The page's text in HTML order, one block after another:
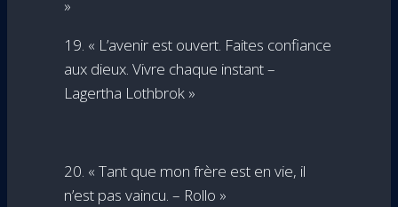
»
19. « L’avenir est ouvert. Faites confiance
aux dieux. Vivre chaque instant –
Lagertha Lothbrok »
20. « Tant que mon frère est en vie, il
n’est pas vaincu. – Rollo »